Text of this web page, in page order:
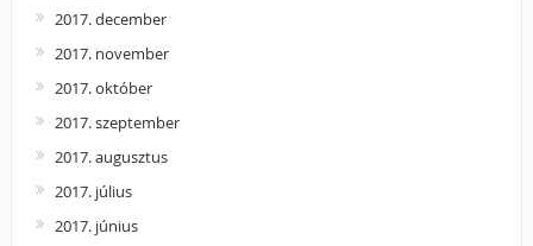
2017. december
2017. november
2017. október
2017. szeptember
2017. augusztus
2017. július
2017. június